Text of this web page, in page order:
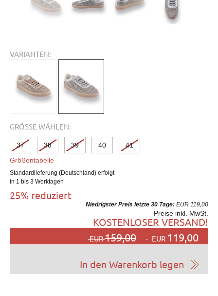
VARIANTEN:
GRÖSSE WÄHLEN:
37 38 39 40
41
Größentabelle
Standardlieferung (Deutschland) erfolgt
in 1 bis 3 Werktagen
25% reduziert
Niedrigster Preis letzte 30 Tage: EUR 119,00
Preise inkl. MwSt.
KOSTENLOSER VERSAND!
EUR159,00 EUR 119,00